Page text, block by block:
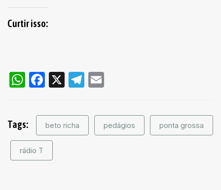
Curtir isso:
WhatsApp
Facebook
X Telegram
Tags: beto richa pedágios ponta grossa
rádio T